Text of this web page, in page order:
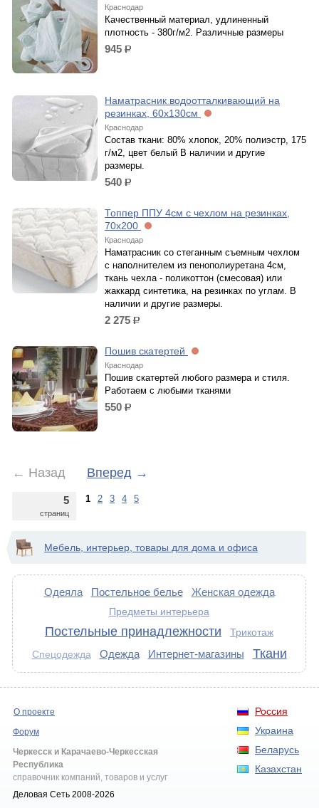
Краснодар
Качественный материал, удлиненный
плотность - 380г/м2. Различные размеры
945 р.
Наматрасник водоотталкивающий на
резинках, 60х130см
Краснодар
Состав ткани: 80% хлопок, 20% полиэстр, 175
г/м2, цвет белый В наличии и другие
размеры.
540 р.
Топпер ППУ 4см с чехлом на резинках,
70х200
Краснодар
Наматрасник со стеганным съемным чехлoм
с наполнителем из пенополиуретана 4см,
ткань чехла - поликоттон (смесовая) или
жаккард синтетика, на резинкaх по углам. В
наличии и другие размеры.
2 275 р.
Пошив скатертей
Краснодар
Пошив скатертей любого размера и стиля.
Работаем с любыми тканями
550 р.
← Назад Вперед →
5
страниц
1 2 3 4 5
Мебель, интерьер, товары для дома и офиса
Одеяла Постельное белье Женская одежда
Предметы интерьера
Постельные принадлежности Трикотаж
Спецодежда Одежда Интернет-магазины Ткани
Россия
Украина
Беларусь
Казахстан
О проекте
Форум
Черкесск и Карачаево-Черкесская
Республика
справочник компаний, товаров и услуг
Деловая Сеть 2008-2026